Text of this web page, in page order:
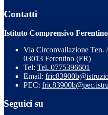
Contatti
Istituto Comprensivo Ferentino
Via Circonvallazione
03013 Ferentino (FR)
Tel: Tel. 0775396601
Email:
PEC:
Seguici su